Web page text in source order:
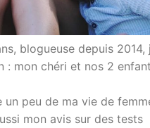
blogueuse depuis
: mon chéri et nos 2
un peu de ma vie de
mon avis sur des tests